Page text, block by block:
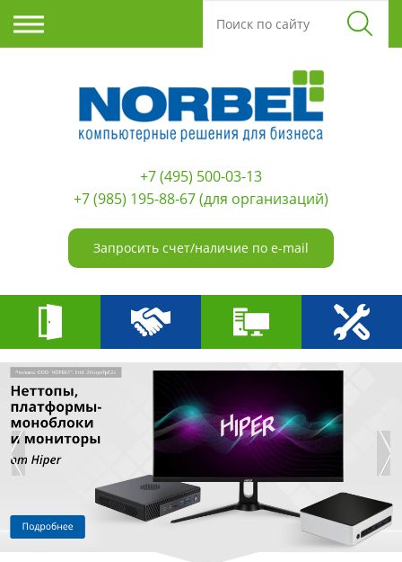
+7 (495) 500-03-13
+7 (985) 195-88-67(для организаций)
Запросить счет/наличие по e-mail